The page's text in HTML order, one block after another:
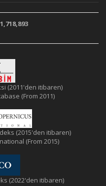
1,718,893
(2011'den itibaren)
(From 2011)
(2015'den itibaren)
(From 2015)
(2022'den itibaren)